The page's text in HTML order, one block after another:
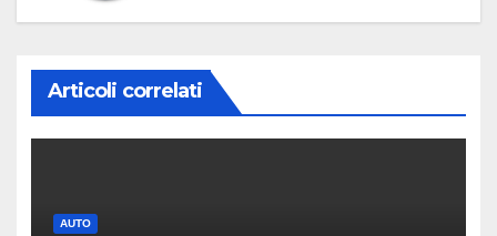
Articoli correlati
AUTO